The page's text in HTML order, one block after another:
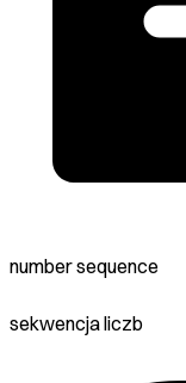
number sequence
sekwencja liczb